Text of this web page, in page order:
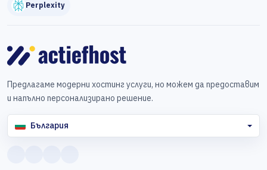
Perplexity
Предлагаме модерни хостинг услуги, но можем да предоставим
и напълно персонализирано решение.
България